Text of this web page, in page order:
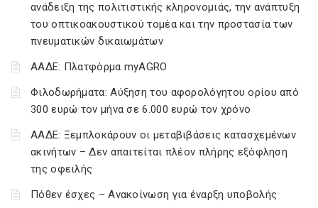
ανάδειξη της πολιτιστικής κληρονομιάς, την ανάπτυξη
του οπτικοακουστικού τομέα και την προστασία των
πνευματικών δικαιωμάτων
ΑΑΔΕ: Πλατφόρμα myAGRO
Φιλοδωρήματα: Αύξηση του αφορολόγητου ορίου από
300 ευρώ τον μήνα σε 6.000 ευρώ τον χρόνο
ΑΑΔΕ: Ξεμπλοκάρουν οι μεταβιβάσεις κατασχεμένων
ακινήτων – Δεν απαιτείται πλέον πλήρης εξόφληση
της οφειλής
Πόθεν έσχες – Ανακοίνωση για έναρξη υποβολής